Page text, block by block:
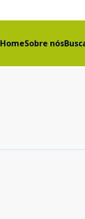
HomeSobre nós